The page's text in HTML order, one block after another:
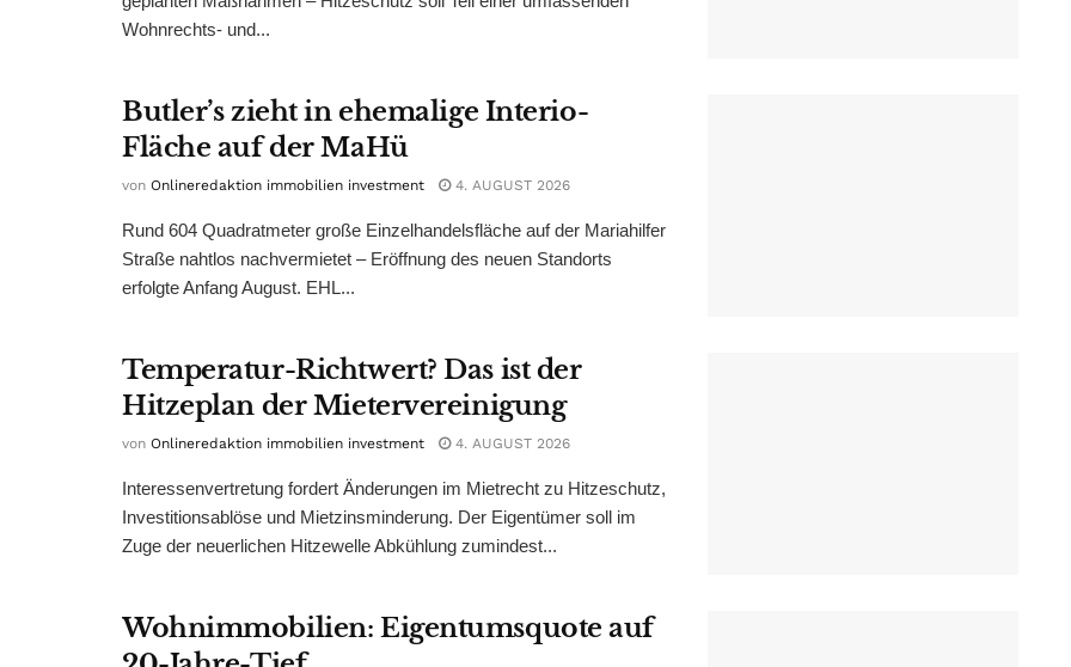
Wohnrechts- und...
Butler’s zieht in ehemalige Interio-
Fläche auf der MaHü
von Onlineredaktion immobilien investment 4. AUGUST 2026
Rund 604 Quadratmeter große Einzelhandelsfläche auf der Mariahilfer
Straße nahtlos nachvermietet – Eröffnung des neuen Standorts
erfolgte Anfang August. EHL...
Temperatur-Richtwert? Das ist der
Hitzeplan der Mietervereinigung
von Onlineredaktion immobilien investment 4. AUGUST 2026
Interessenvertretung fordert Änderungen im Mietrecht zu Hitzeschutz,
Investitionsablöse und Mietzinsminderung. Der Eigentümer soll im
Zuge der neuerlichen Hitzewelle Abkühlung zumindest...
Wohnimmobilien: Eigentumsquote auf